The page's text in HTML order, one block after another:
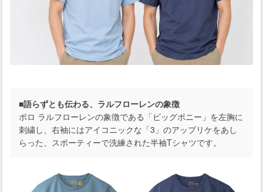
■語らずとも伝わる、ラルフローレンの象徴
ポロ ラルフローレンの象徴である「ビッグポニー」を左胸に
刺繍し、右袖にはアイコニックな「3」のアップリケをあし
らった、スポーティーで洗練された半袖Tシャツです。